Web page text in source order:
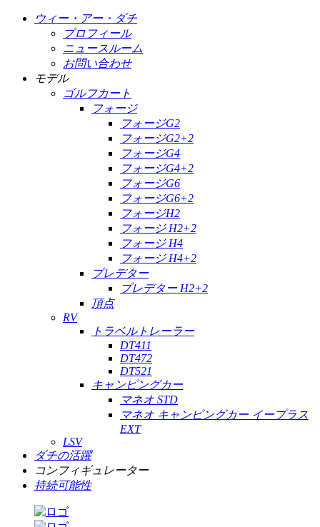
ウィー・アー・ダチ
プロフィール
ニュースルーム
お問い合わせ
モデル
ゴルフカート
フォージ
フォージG2
フォージG2+2
フォージG4
フォージG4+2
フォージG6
フォージG6+2
フォージH2
フォージ H2+2
フォージ H4
フォージ H4+2
プレデター
プレデター H2+2
頂点
RV
トラベルトレーラー
DT411
DT472
DT521
キャンピングカー
マネオ STD
マネオ キャンピングカー イープラス
EXT
LSV
ダチの活躍
コンフィギュレーター
持続可能性